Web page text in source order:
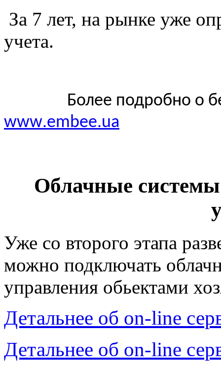
За 7 лет, на рынке уже
учета.
Более подробно о
www.embee.ua
Облачные
Уже со второго этапа
можно подключать
управления обьектами
Детальнее об on-line
Детальнее об on-line